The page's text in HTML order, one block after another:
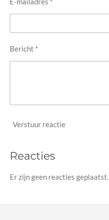
Bericht *
Verstuur reactie
Reacties
Er zijn geen reacties geplaatst.